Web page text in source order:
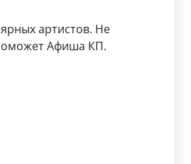
артистов. Не
Афиша КП.